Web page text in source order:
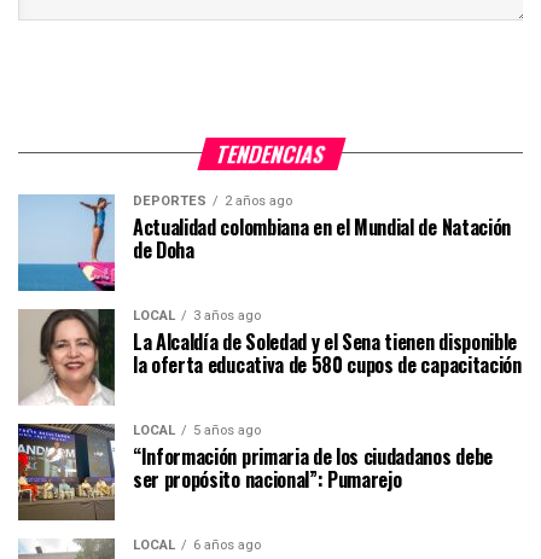
TENDENCIAS
DEPORTES 2 años ago
Actualidad colombiana en el Mundial de Natación
de Doha
LOCAL 3 años ago
La Alcaldía de Soledad y el Sena tienen disponible
la oferta educativa de 580 cupos de capacitación
LOCAL 5 años ago
“Información primaria de los ciudadanos debe
ser propósito nacional”: Pumarejo
LOCAL 6 años ago